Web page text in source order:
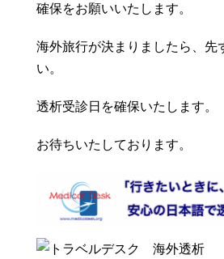
確保をお願いいたします。
海外旅行が決まりましたら、先
い。
透析受診日を確保いたします。
お待ちいたしております。